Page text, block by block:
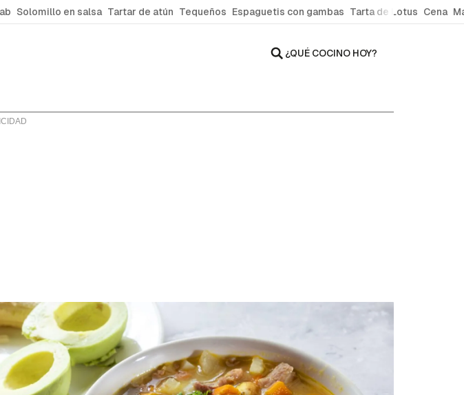
Solomillo en salsa Tartar de atún Tequeños Espaguetis con gambas Tarta de Lotus Cena
¿QUÉ COCINO HOY?